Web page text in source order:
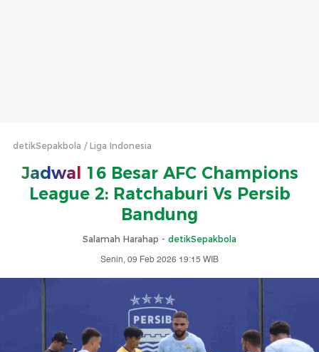
detikSepakbola Liga Indonesia
Jadwal
16 Besar AFC Champions
League 2: Ratchaburi Vs Persib
Bandung
Salamah Harahap - detikSepakbola
Senin, 09 Feb 2026 19:15 WIB